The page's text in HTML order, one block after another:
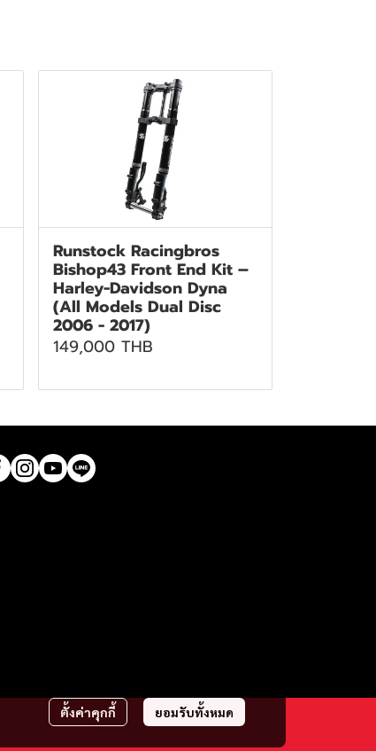
Runstock Racingbros
Bishop43 Front End Kit –
Harley-Davidson Dyna
(All Models Dual Disc
2006 - 2017)
149,000 THB
ตั้งค่าคุกกี้ ยอมรับทั้งหมด